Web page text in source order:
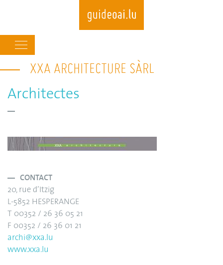
Skip
to
navigation
XXA ARCHITECTURE SÀRL
Architectes
CONTACT
20, rue d’Itzig
L-5852 HESPERANGE
T 00352 / 26 36 05 21
F 00352 / 26 36 01 21
archi@xxa.lu
www.xxa.lu